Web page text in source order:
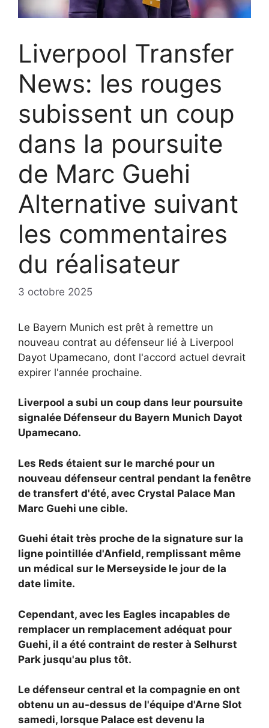
Liverpool Transfer
News: les rouges
subissent un coup
dans la poursuite
de Marc Guehi
Alternative suivant
les commentaires
du réalisateur
3 octobre 2025
Le Bayern Munich est prêt à remettre un
nouveau contrat au défenseur lié à Liverpool
Dayot Upamecano, dont l'accord actuel devrait
expirer l'année prochaine.
Liverpool a subi un coup dans leur poursuite
signalée Défenseur du Bayern Munich Dayot
Upamecano.
Les Reds étaient sur le marché pour un
nouveau défenseur central pendant la fenêtre
de transfert d'été, avec Crystal Palace Man
Marc Guehi une cible.
Guehi était très proche de la signature sur la
ligne pointillée d'Anfield, remplissant même
un médical sur le Merseyside le jour de la
date limite.
Cependant, avec les Eagles incapables de
remplacer un remplacement adéquat pour
Guehi, il a été contraint de rester à Selhurst
Park jusqu'au plus tôt.
Le défenseur central et la compagnie en ont
obtenu un au-dessus de l'équipe d'Arne Slot
samedi, lorsque Palace est devenu la